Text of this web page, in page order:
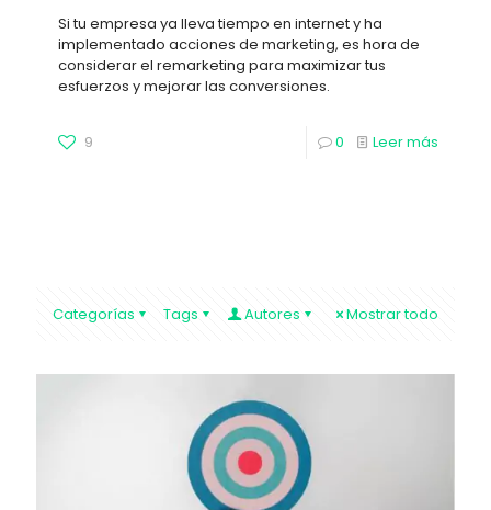
Si tu empresa ya lleva tiempo en internet y ha
implementado acciones de marketing, es hora de
considerar el remarketing para maximizar tus
esfuerzos y mejorar las conversiones.
9 0 Leer más
Categorías Tags Autores Mostrar todo